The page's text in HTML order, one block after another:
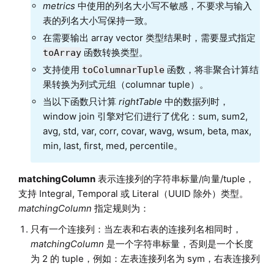
metrics中使用的列名大小写不敏感，不要求与输入
表的列名大小写保持一致。
在需要输出 array vector 类型结果时，需要显式指定
toArray函数转换类型。
支持使用 toColumnarTuple函数，将非聚合计算结
果转换为列式元组（columnar tuple）。
当以下函数只计算 rightTable 中的数据列时，
window join 引擎对它们进行了优化：sum, sum2,
avg, std, var, corr, covar, wavg, wsum, beta, max,
min, last, first, med, percentile。
matchingColumn表示连接列的字符串标量/向量/tuple，
支持 Integral, Temporal 或 Literal（UUID 除外）类型。
matchingColumn 指定规则为：
只有一个连接列：当左表和右表的连接列名相同时，
matchingColumn 是一个字符串标量，否则是一个长度
为 2 的 tuple，例如：左表连接列名为 sym，右表连接列